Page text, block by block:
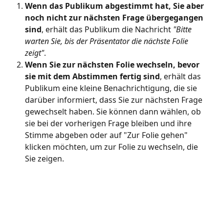
Wenn das Publikum abgestimmt hat, Sie aber
noch nicht zur nächsten Frage übergegangen
sind, erhält das Publikum die Nachricht "Bitte
warten Sie, bis der Präsentator die nächste Folie
zeigt".
Wenn Sie zur nächsten Folie wechseln, bevor
sie mit dem Abstimmen fertig sind, erhält das
Publikum eine kleine Benachrichtigung, die sie
darüber informiert, dass Sie zur nächsten Frage
gewechselt haben. Sie können dann wählen, ob
sie bei der vorherigen Frage bleiben und ihre
Stimme abgeben oder auf "Zur Folie gehen"
klicken möchten, um zur Folie zu wechseln, die
Sie zeigen.